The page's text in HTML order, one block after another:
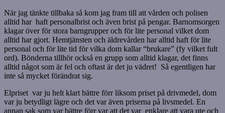
När jag tänkte tillbaka så kom jag fram till att vården och polisen
alltid har haft personalbrist och även brist på pengar. Barnomsorgen
klagar över för stora barngrupper och för lite personal vilket dom
alltid har gjort. Hemtjänsten och äldrevården har alltid haft för lite
personal och för lite tid för vilka dom kallar “brukare” (fy vilket fult
ord). Bönderna tillhör också en grupp som alltid klagar, det finns
alltid något som är fel och oftast är det ju vädret! Så egentligen har
inte så mycket förändrat sig.
Elpriset var ju helt klart bättre förr liksom priset på drivmedel, dom
var ju betydligt lägre och det var även priserna på livsmedel. En
annan sak som var bättre förr var att det var enklare att vara ute och